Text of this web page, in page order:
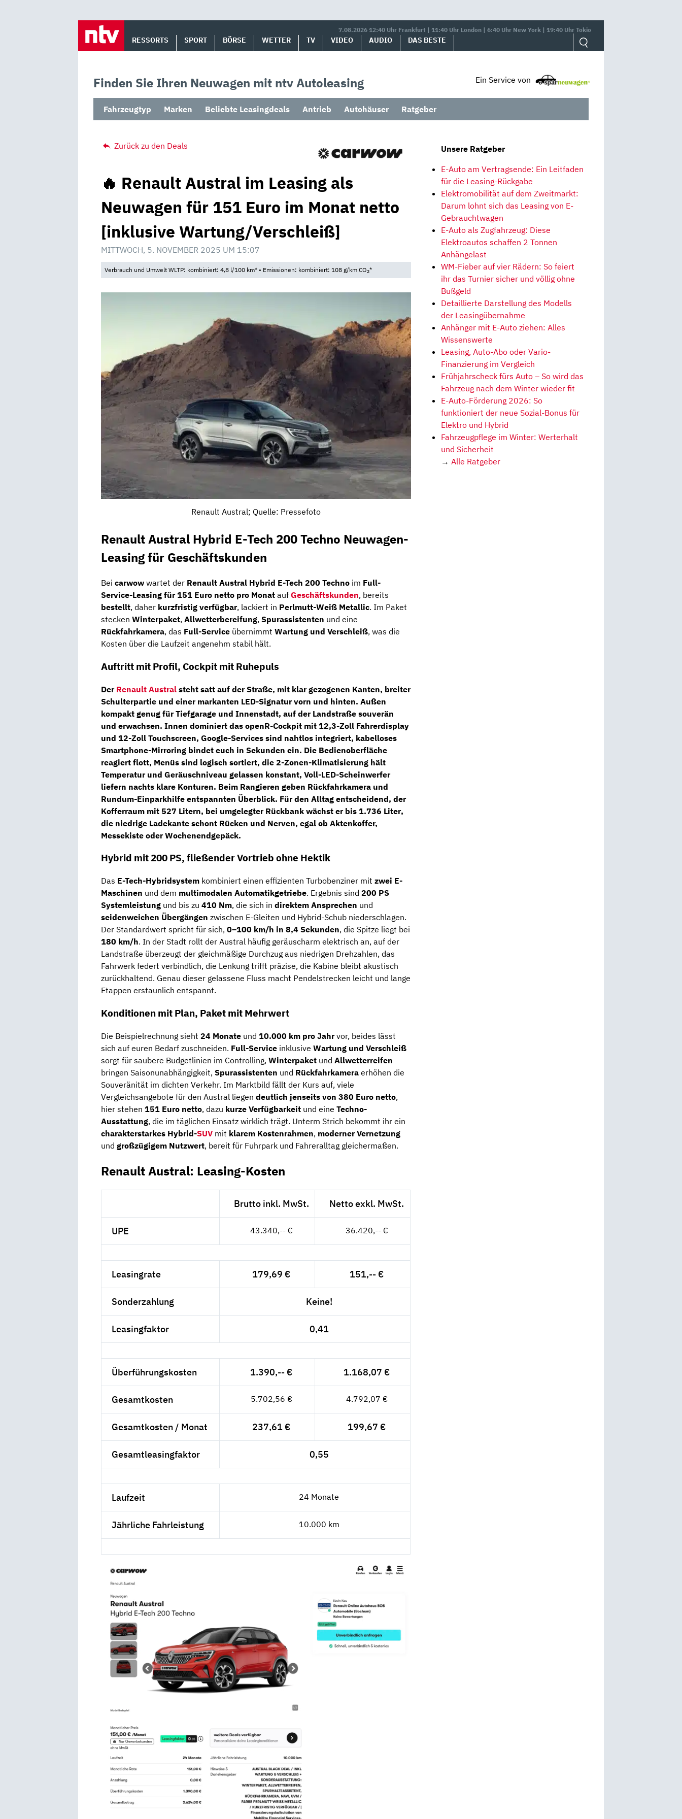
7.08.2026 12:40 Uhr Frankfurt | 11:40 Uhr London | 6:40 Uhr New York | 19:40 Uhr Tokio
RESSORTS SPORT BÖRSE WETTER TV VIDEO AUDIO DAS BESTE
Finden Sie Ihren Neuwagen mit ntv Autoleasing Ein Service von
Fahrzeugtyp Marken Beliebte Leasingdeals Antrieb Autohäuser Ratgeber
Zurück zu den Deals
🔥 Renault Austral im Leasing als
Neuwagen für 151 Euro im Monat netto
[inklusive Wartung/Verschleiß]
MITTWOCH, 5. NOVEMBER 2025 UM 15:07
Verbrauch und Umwelt WLTP: kombiniert: 4,8 l/100 km* • Emissionen: kombiniert: 108 g/km CO2*
Renault Austral; Quelle: Pressefoto
Renault Austral Hybrid E-Tech 200 Techno Neuwagen-
Leasing für Geschäftskunden
Bei carwow wartet der Renault Austral Hybrid E-Tech 200 Techno im Full-
Service-Leasing für 151 Euro netto pro Monat auf Geschäftskunden, bereits
bestellt, daher kurzfristig verfügbar, lackiert in Perlmutt-Weiß Metallic. Im Paket
stecken Winterpaket, Allwetterbereifung, Spurassistenten und eine
Rückfahrkamera, das Full-Service übernimmt Wartung und Verschleiß, was die
Kosten über die Laufzeit angenehm stabil hält.
Auftritt mit Profil, Cockpit mit Ruhepuls
Der Renault Austral steht satt auf der Straße, mit klar gezogenen Kanten, breiter
Schulterpartie und einer markanten LED-Signaturvorn und hinten. Außen
kompakt genug für Tiefgarage und Innenstadt, auf der Landstraße souverän
und erwachsen. Innen dominiert das openR-Cockpit mit 12,3-Zoll Fahrerdisplay
und 12-Zoll Touchscreen, Google-Services sind nahtlos integriert, kabelloses
Smartphone-Mirroring bindet euch in Sekunden ein. Die Bedienoberfläche
reagiert flott, Menüs sind logisch sortiert, die 2-Zonen-Klimatisierung hält
Temperatur und Geräuschniveau gelassen konstant, Voll-LED-Scheinwerfer
liefern nachts klare Konturen. Beim Rangieren geben Rückfahrkamera und
Rundum-Einparkhilfe entspannten Überblick. Für den Alltag entscheidend, der
Kofferraum mit 527 Litern, bei umgelegter Rückbank wächst er bis 1.736 Liter,
die niedrige Ladekante schont Rücken und Nerven, egal ob Aktenkoffer,
Messekiste oder Wochenendgepäck.
Hybrid mit 200 PS, fließender Vortrieb ohne Hektik
Das E-Tech-Hybridsystem kombiniert einen effizienten Turbobenziner mit zwei E-
Maschinen und dem multimodalen Automatikgetriebe. Ergebnis sind 200 PS
Systemleistung und bis zu 410 Nm, die sich in direktem Ansprechen und
seidenweichen Übergängen zwischen E-Gleiten und Hybrid-Schub niederschlagen.
Der Standardwert spricht für sich, 0–100 km/h in 8,4 Sekunden, die Spitze liegt bei
180 km/h. In der Stadt rollt der Austral häufig geräuscharm elektrisch an, auf der
Landstraße überzeugt der gleichmäßige Durchzug aus niedrigen Drehzahlen, das
Fahrwerk federt verbindlich, die Lenkung trifft präzise, die Kabine bleibt akustisch
zurückhaltend. Genau dieser gelassene Fluss macht Pendelstrecken leicht und lange
Etappen erstaunlich entspannt.
Konditionen mit Plan, Paket mit Mehrwert
Die Beispielrechnung sieht 24 Monate und 10.000 km pro Jahrvor, beides lässt
sich auf euren Bedarf zuschneiden. Full-Service inklusive Wartung und Verschleiß
sorgt für saubere Budgetlinien im Controlling, Winterpaket und Allwetterreifen
bringen Saisonunabhängigkeit, Spurassistenten und Rückfahrkamera erhöhen die
Souveränität im dichten Verkehr. Im Marktbild fällt der Kurs auf, viele
Vergleichsangebote für den Austral liegen deutlich jenseits von 380 Euro netto,
hier stehen 151 Euro netto, dazu kurze Verfügbarkeit und eine Techno-
Ausstattung, die im täglichen Einsatz wirklich trägt. Unterm Strich bekommt ihr ein
charakterstarkes Hybrid-SUV mit klarem Kostenrahmen, moderner Vernetzung
und großzügigem Nutzwert, bereit für Fuhrpark und Fahreralltag gleichermaßen.
Renault Austral: Leasing-Kosten
Brutto inkl. MwSt. Netto exkl. MwSt.
UPE 43.340,-- € 36.420,-- €
Leasingrate 179,69 € 151,-- €
Sonderzahlung Keine!
Leasingfaktor 0,41
Überführungskosten 1.390,-- € 1.168,07 €
Gesamtkosten 5.702,56 € 4.792,07 €
Gesamtkosten / Monat 237,61 € 199,67 €
Gesamtleasingfaktor 0,55
Laufzeit 24 Monate
Jährliche Fahrleistung 10.000 km
Unsere Ratgeber
E-Auto am Vertragsende: Ein Leitfaden
für die Leasing-Rückgabe
Elektromobilität auf dem Zweitmarkt:
Darum lohnt sich das Leasing von E-
Gebrauchtwagen
E-Auto als Zugfahrzeug: Diese
Elektroautos schaffen 2 Tonnen
Anhängelast
WM-Fieber auf vier Rädern: So feiert
ihr das Turnier sicher und völlig ohne
Bußgeld
Detaillierte Darstellung des Modells
der Leasingübernahme
Anhänger mit E-Auto ziehen: Alles
Wissenswerte
Leasing, Auto-Abo oder Vario-
Finanzierung im Vergleich
Frühjahrscheck fürs Auto – So wird das
Fahrzeug nach dem Winter wieder fit
E-Auto-Förderung 2026: So
funktioniert der neue Sozial-Bonus für
Elektro und Hybrid
Fahrzeugpflege im Winter: Werterhalt
und Sicherheit
→ Alle Ratgeber